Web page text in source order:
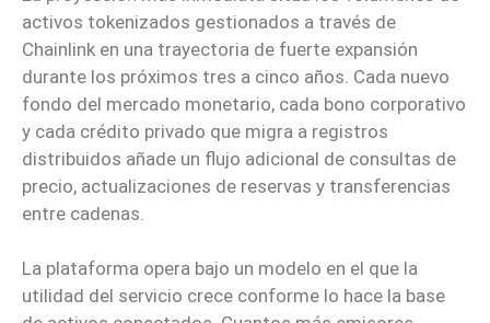
activos tokenizados gestionados a través de
Chainlink en una trayectoria de fuerte expansión
durante los próximos tres a cinco años. Cada nuevo
fondo del mercado monetario, cada bono corporativo
y cada crédito privado que migra a registros
distribuidos añade un flujo adicional de consultas de
precio, actualizaciones de reservas y transferencias
entre cadenas.
La plataforma opera bajo un modelo en el que la
utilidad del servicio crece conforme lo hace la base